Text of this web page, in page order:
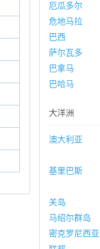
厄瓜多尔
危地马拉
巴西
萨尔瓦多
巴拿马
巴哈马
大洋洲
澳大利亚
基里巴斯
关岛
马绍尔群岛
密克罗尼西亚